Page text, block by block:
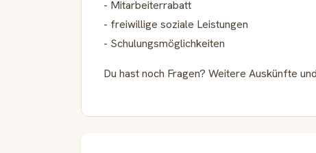
- Mitarbeiterrabatt
- freiwillige soziale Leistungen
- Schulungsmöglichkeiten
Du hast noch Fragen? Weitere Auskünfte